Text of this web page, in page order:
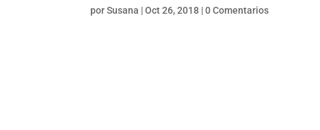
porSusana |Oct 26, 2018 |0 Comentarios